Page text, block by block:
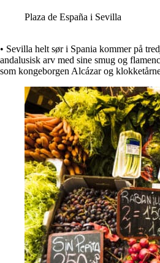
Plaza de España i Sevilla
• Sevilla helt sør i Spania kommer på
andalusisk arv med sine smug og
som kongeborgen Alcázar og